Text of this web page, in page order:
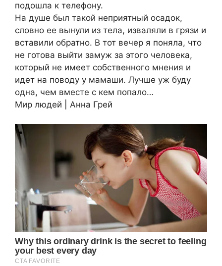
подошла к телефону.
На душе был такой неприятный осадок,
словно ее вынули из тела, изваляли в грязи и
вставили обратно. В тот вечер я поняла, что
не готова выйти замуж за этого человека,
который не имеет собственного мнения и
идет на поводу у мамаши. Лучше уж буду
одна, чем вместе с кем попало…
Мир людей | Анна Грей